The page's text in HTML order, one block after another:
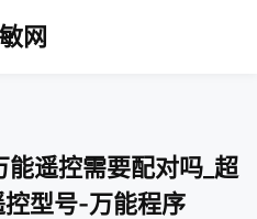
网
遥控需要配对吗_超
型号-万能程序